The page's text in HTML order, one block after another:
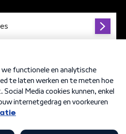
Privacybeleid